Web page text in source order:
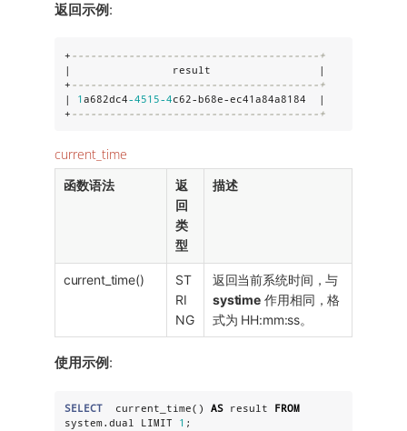
返回示例 :
+ ---------------------------------------+
|                result                 |
+ ---------------------------------------+
| 1a682dc4-4515-4c62-b68e-ec41a84a8184  |
+ ---------------------------------------+
current_time
函数语法
返
回
类
型
描述
current_time()
ST
RI
NG
返回当前系统时间，与
systime 作用相同，格
式为 HH:mm:ss。
使用示例 :
SELECT
  current_time()
AS result FROM
system.dual LIMIT 1 ;